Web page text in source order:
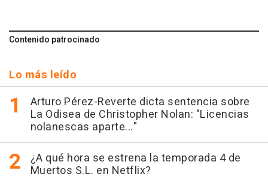
Contenido patrocinado
Lo más leído
Arturo Pérez-Reverte dicta sentencia sobre
La Odisea de Christopher Nolan: "Licencias
nolanescas aparte..."
¿A qué hora se estrena la temporada 4 de
Muertos S.L. en Netflix?